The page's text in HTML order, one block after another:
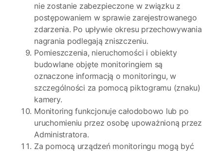
nie zostanie zabezpieczone w związku z
postępowaniem w sprawie zarejestrowanego
zdarzenia. Po upływie okresu przechowywania
nagrania podlegają zniszczeniu.
Pomieszczenia, nieruchomości i obiekty
budowlane objęte monitoringiem są
oznaczone informacją o monitoringu, w
szczególności za pomocą piktogramu (znaku)
kamery.
Monitoring funkcjonuje całodobowo lub po
uruchomieniu przez osobę upoważnioną przez
Administratora.
Za pomocą urządzeń monitoringu mogą być